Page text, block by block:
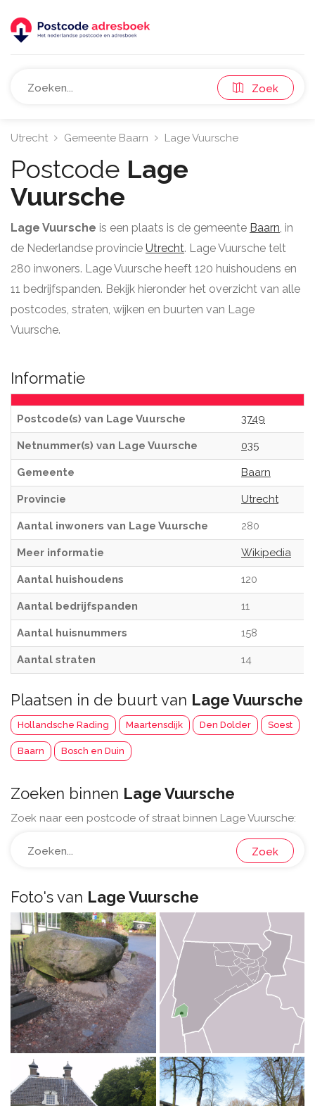
Zoek
Utrecht Gemeente Baarn Lage Vuursche
Postcode Lage
Vuursche
Lage Vuursche is een plaats is de gemeente Baarn, in
de Nederlandse provincie Utrecht. Lage Vuursche telt
280 inwoners. Lage Vuursche heeft 120 huishoudens en
11 bedrijfspanden. Bekijk hieronder het overzicht van alle
postcodes, straten, wijken en buurten van Lage
Vuursche.
Informatie
Postcode(s) van Lage Vuursche 3749
Netnummer(s) van Lage Vuursche 035
Gemeente Baarn
Provincie Utrecht
Aantal inwoners van Lage Vuursche 280
Meer informatie Wikipedia
Aantal huishoudens 120
Aantal bedrijfspanden 11
Aantal huisnummers 158
Aantal straten 14
Plaatsen in de buurt van Lage Vuursche
Hollandsche Rading Maartensdijk Den Dolder Soest
Baarn Bosch en Duin
Zoeken binnen Lage Vuursche
Zoek naar een postcode of straat binnen Lage Vuursche:
Zoek
Foto's van Lage Vuursche